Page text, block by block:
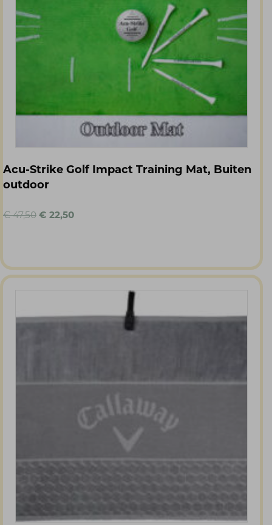
Acu-Strike Golf Impact Training Mat, Buiten
outdoor
€47,50 Oorspronkelijke
€ 22,50Huidige